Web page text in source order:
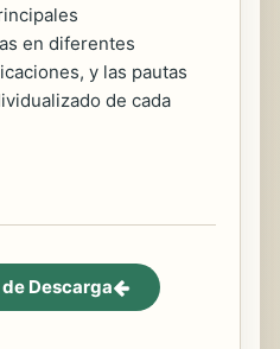
en diferentes
y las pautas
de cada
Descarga